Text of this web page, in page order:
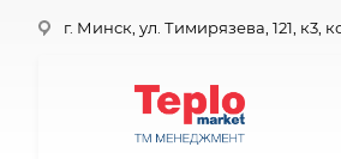
г. Минск, ул. Тимирязева, 121, к3,